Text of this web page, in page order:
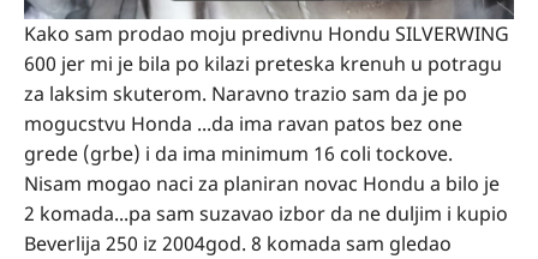
Kako sam prodao moju predivnu Hondu SILVERWING
600 jer mi je bila po kilazi preteska krenuh u potragu
za laksim skuterom. Naravno trazio sam da je po
mogucstvu Honda ...da ima ravan patos bez one
grede (grbe) i da ima minimum 16 coli tockove.
Nisam mogao naci za planiran novac Hondu a bilo je
2 komada...pa sam suzavao izbor da ne duljim i kupio
Beverlija 250 iz 2004god. 8 komada sam gledao